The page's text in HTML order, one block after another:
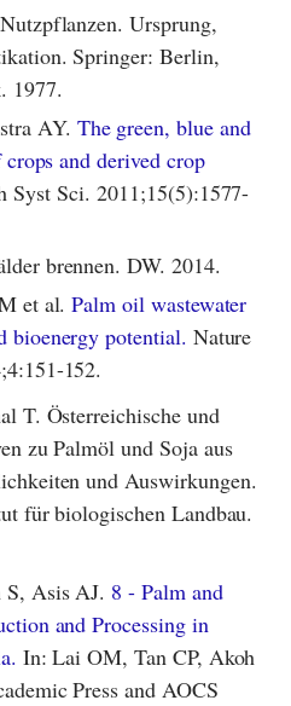
Ursprung,
Springer: Berlin,
1977.
AY. The green, blue and
and derived crop
Syst Sci. 2011;15(5):1577-
brennen. DW. 2014.
et al. Palm oil wastewater
bioenergy potential. Nature
152.
T. Österreichische und
zu Palmöl und Soja aus
und Auswirkungen.
für biologischen Landbau.
Asis AJ. 8 - Palm and
and Processing in
In: Lai OM, Tan CP, Akoh
Press and AOCS